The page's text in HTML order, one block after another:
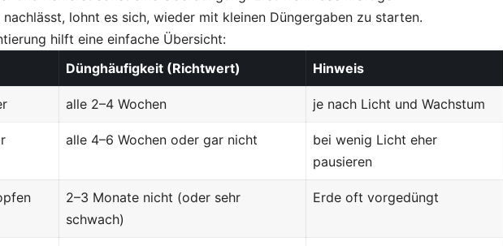
lohnt es sich, wieder mit kleinen Düngergaben zu starten.
hilft eine einfache Übersicht:
Dünghäufigkeit (Richtwert) Hinweis
alle 2–4 Wochen je nach Licht und Wachstum
alle 4–6 Wochen oder gar nicht
bei wenig Licht eher
pausieren
2–3 Monate nicht (oder sehr
schwach)
Erde oft vorgedüngt